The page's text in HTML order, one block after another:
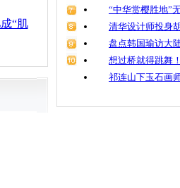
“肌
“中华赏樱胜地”
清华设计师投身
盘点韩国瑜访大
想过桥就得跳舞
祁连山下玉石画